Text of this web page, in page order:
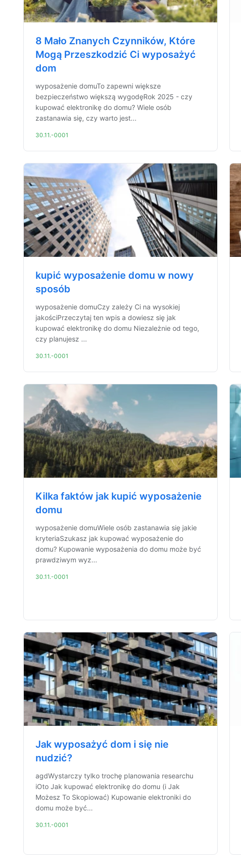
8 Mało Znanych Czynników, Które
Mogą Przeszkodzić Ci wyposażyć
dom
wyposażenie domuTo zapewni większe
bezpieczeństwo większą wygodęRok 2025 - czy
kupować elektronikę do domu? Wiele osób
zastanawia się, czy warto jest...
30.11.-0001
kupić wyposażenie domu w nowy
sposób
wyposażenie domuCzy zależy Ci na wysokiej
jakościPrzeczytaj ten wpis a dowiesz się jak
kupować elektronikę do domu Niezależnie od tego,
czy planujesz ...
30.11.-0001
Kilka faktów jak kupić wyposażenie
domu
wyposażenie domuWiele osób zastanawia się jakie
kryteriaSzukasz jak kupować wyposażenie do
domu? Kupowanie wyposażenia do domu może być
prawdziwym wyz...
30.11.-0001
Jak wyposażyć dom i się nie
nudzić?
agdWystarczy tylko trochę planowania researchu
iOto Jak kupować elektronikę do domu (i Jak
Możesz To Skopiować) Kupowanie elektroniki do
domu może być...
30.11.-0001